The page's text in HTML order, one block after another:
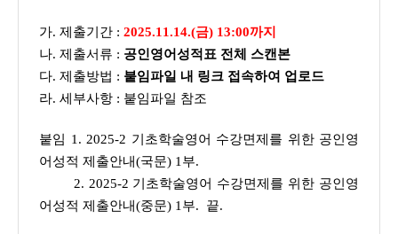
가. 제출기간 : 2025.11.14.(금) 13:00까지
나. 제출서류 : 공인영어성적표 전체 스캔본
다. 제출방법 : 붙임파일 내 링크 접속하여 업로드
라. 세부사항 : 붙임파일 참조
붙임 1. 2025-2 기초학술영어 수강면제를 위한 공인영
어성적 제출안내(국문) 1부.
2. 2025-2 기초학술영어 수강면제를 위한 공인영
어성적 제출안내(중문) 1부. 끝.